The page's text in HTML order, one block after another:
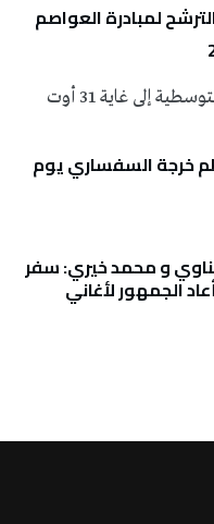
الترشح لمبادرة العواصم
يتواصل فتح باب الترشح أمام الدول المتوسطية إلى غاية 31 أوت
خرجة السفساري يوم
و محمد خيري: سفر
الجمهور لأغاني